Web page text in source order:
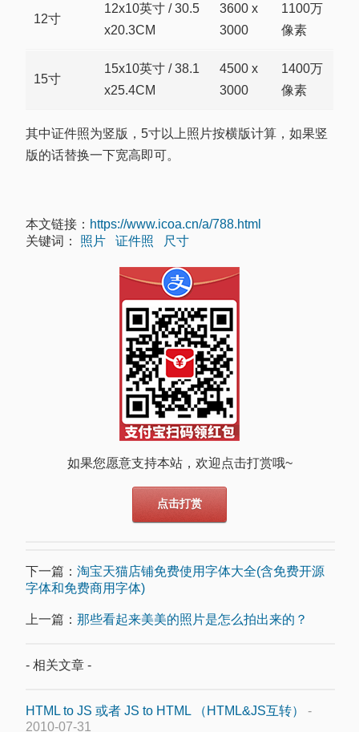
12寸
12x10英寸 / 30.5
x20.3CM
3600 x
3000
1100万
像素
15寸
15x10英寸 / 38.1
x25.4CM
4500 x
3000
1400万
像素
其中证件照为竖版，5寸以上照片按横版计算，如果竖
版的话替换一下宽高即可。
本文链接： https://www.icoa.cn/a/788.html
关键词： 照片 证件照 尺寸
如果您愿意支持本站，欢迎点击打赏哦~
点击打赏
下一篇： 淘宝天猫店铺免费使用字体大全(含免费开源
字体和免费商用字体)
上一篇： 那些看起来美美的照片是怎么拍出来的？
- 相关文章 -
HTML to JS 或者 JS to HTML （HTML&JS互转）
-
2010-07-31